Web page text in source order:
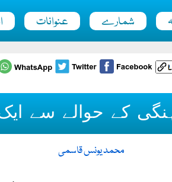
شمارے عنوانات
کے حوالے سے
محمد یونس قاسمی